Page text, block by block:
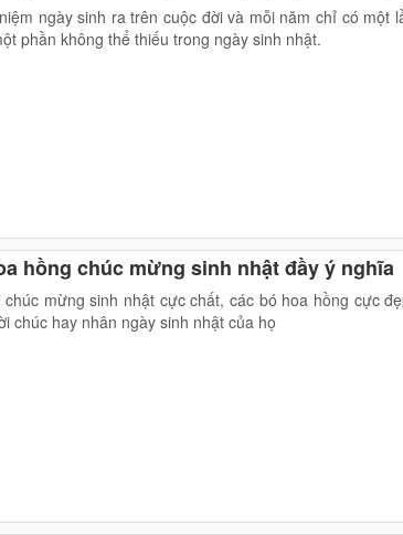
ngày sinh ra trên cuộc đời và mỗi năm chỉ có một
phần không thể thiếu trong ngày sinh nhật.
hồng chúc mừng sinh nhật đầy ý nghĩa
mừng sinh nhật cực chất, các bó hoa hồng cực
chúc hay nhân ngày sinh nhật của họ